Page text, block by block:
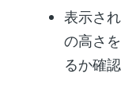
表示さ
の高さ
るか確